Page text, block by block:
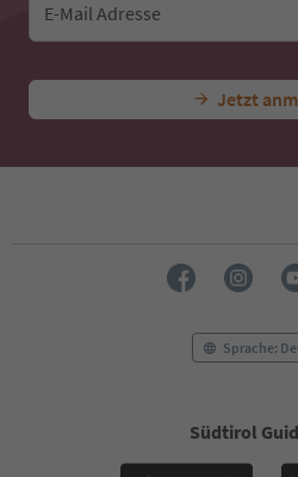
E-Mail Adresse
Jetzt
Sprache:
Südtirol